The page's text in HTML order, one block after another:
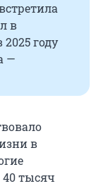
в
году
—
в
тысяч